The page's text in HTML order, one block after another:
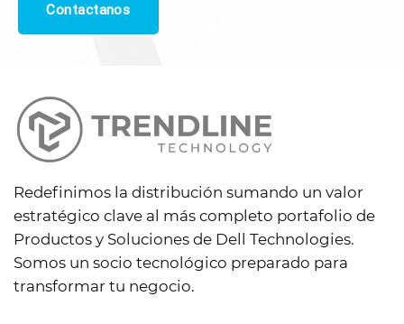
Contactanos
Redefinimos la distribución sumando un valor
estratégico clave al más completo portafolio de
Productos y Soluciones de Dell Technologies.
Somos un socio tecnológico preparado para
transformar tu negocio.